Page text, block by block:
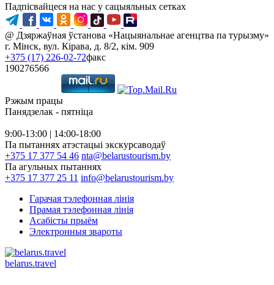
Падпісвайцеся на нас у сацыяльных сетках
@ Дзяржаўная ўстанова «Нацыянальнае агенцтва па турызму»
г. Мінск, вул. Кірава, д. 8/2, кім. 909
+375 (17) 226-02-72факс
190276566
Рэжым працы
Панядзелак - пятніца
9:00-13:00 | 14:00-18:00
Па пытаннях атэстацыі экскурсаводаў
+375 17 377 54 46 nta@belarustourism.by
Па агульных пытаннях
+375 17 377 25 11 info@belarustourism.by
Гарачая тэлефонная лінія
Прамая тэлефонная лінія
Асабісты прыём
Электронныя звароты
belarus.travel